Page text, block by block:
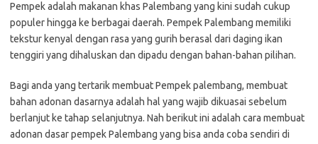
Pempek adalah makanan khas Palembang yang kini sudah cukup
populer hingga ke berbagai daerah. Pempek Palembang memiliki
tekstur kenyal dengan rasa yang gurih berasal dari daging ikan
tenggiri yang dihaluskan dan dipadu dengan bahan-bahan pilihan.
Bagi anda yang tertarik membuat Pempek palembang, membuat
bahan adonan dasarnya adalah hal yang wajib dikuasai sebelum
berlanjut ke tahap selanjutnya. Nah berikut ini adalah cara membuat
adonan dasar pempek Palembang yang bisa anda coba sendiri di